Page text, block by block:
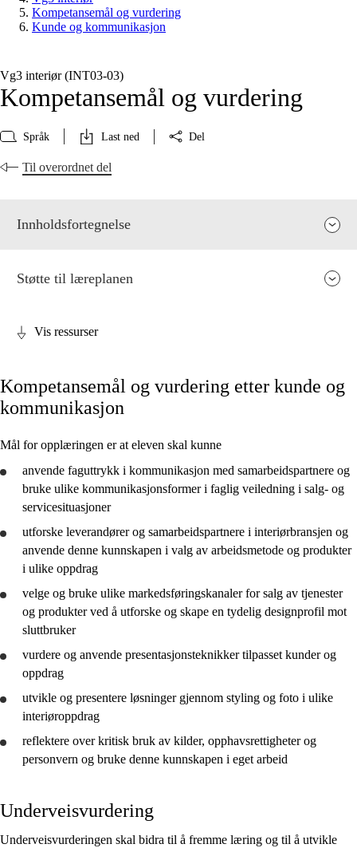
Kompetansemål og vurdering
Kunde og kommunikasjon
Vg3 interiør (INT03‑03)
Kompetansemål og vurdering
Språk Last ned Del
Til overordnet del
Innholdsfortegnelse
Kjerneelementer
Tverrfaglige temaer
Grunnleggende ferdigheter
Prosess og prosjektering
Kunde og kommunikasjon
Støtte til læreplanen
Vis ressurser
Kompetansemål og vurdering etter kunde og
kommunikasjon
Mål for opplæringen er at eleven skal kunne
anvende faguttrykk i kommunikasjon med samarbeidspartnere og
bruke ulike kommunikasjonsformer i faglig veiledning i salg- og
servicesituasjoner
utforske leverandører og samarbeidspartnere i interiørbransjen og
anvende denne kunnskapen i valg av arbeidsmetode og produkter
i ulike oppdrag
velge og bruke ulike markedsføringskanaler for salg av tjenester
og produkter ved å utforske og skape en tydelig designprofil mot
sluttbruker
vurdere og anvende presentasjonsteknikker tilpasset kunder og
oppdrag
utvikle og presentere løsninger gjennom styling og foto i ulike
interiøroppdrag
reflektere over kritisk bruk av kilder, opphavsrettigheter og
personvern og bruke denne kunnskapen i eget arbeid
Underveisvurdering
Underveisvurderingen skal bidra til å fremme læring og til å utvikle